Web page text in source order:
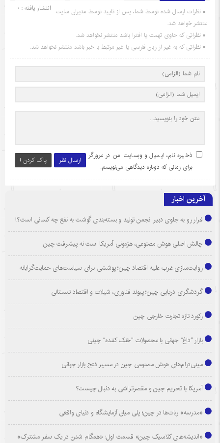
انتشار یافته : 0 نظرات ارسال شده توسط شما، پس از تایید توسط مدیران سایت
منتشر خواهد شد.
نظراتی که حاوی تهمت یا افترا باشد منتشر نخواهد شد.
نظراتی که به غیر از زبان فارسی یا غیر مرتبط با خبر باشد منتشر نخواهد شد.
ارسال نظر پاک کردن !
ذخیره نام، ایمیل و وبسایت من در مرورگر
برای زمانی که دوباره دیدگاهی می‌نویسم.
آخرین اخبار
فرار رو به جلوی دبیر انجمن تولید و بسته‌بندی گوشت به نفع چه کسانی است؟!
چالش اصلی هوش مصنوعی، هژمونی آمریکا است نه پیشرفت چین
روایت‌سازی غرب علیه اقتصاد چین؛ پوششی برای سیاست‌های حمایت‌گرایانه
گردشگری دریایی چین؛ پیوند فناوری، شیلات و اقتصاد تابستانی
رکورد تازه تجارت خارجی چین
بازار “داغ” جهانی با محصولات “خنک کننده” چینی
مینی‌درام‌های هوش مصنوعی چین در مسیر فتح بازار جهانی
آمریکا با تحریم چین و مقصرتراشی به دنبال چیست؟
«مدرسه» ربات‌ها در چین؛ پلی میان آزمایشگاه و دنیای واقعی
«اندیشه‌های کلاسیک چین» قسمت اول: «همگام شدن در یک سفر مشترک»